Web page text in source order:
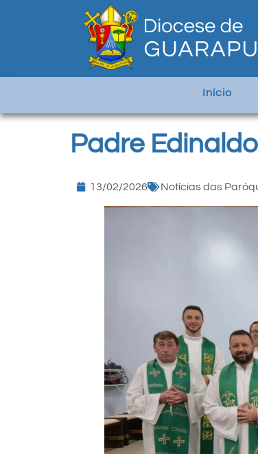
Início
Padre
13/02/2026 Notícias das